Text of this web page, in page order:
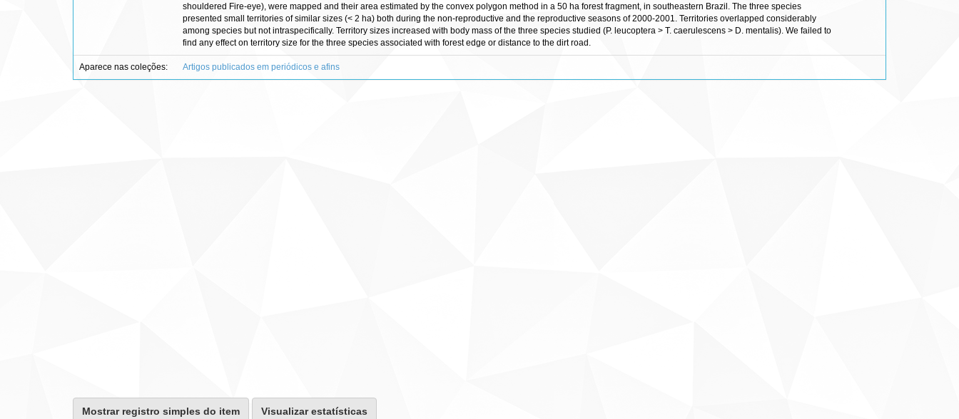
shouldered Fire-eye), were mapped and their area estimated by the convex polygon method in a 50 ha forest fragment, in southeastern Brazil. The three species
presented small territories of similar sizes (< 2 ha) both during the non-reproductive and the reproductive seasons of 2000-2001. Territories overlapped considerably
among species but not intraspecifically. Territory sizes increased with body mass of the three species studied (P. leucoptera > T. caerulescens > D. mentalis). We failed to
find any effect on territory size for the three species associated with forest edge or distance to the dirt road.
Aparece nas coleções: Artigos publicados em periódicos e afins
Mostrar registro simples do item Visualizar estatísticas